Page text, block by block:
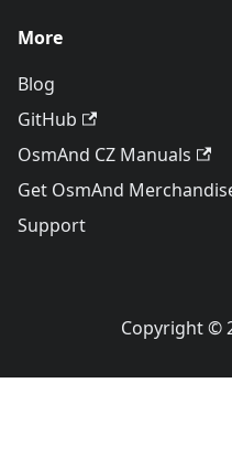
More
Blog
GitHub
OsmAnd CZ Manuals
Get OsmAnd
Support
Copyright ©